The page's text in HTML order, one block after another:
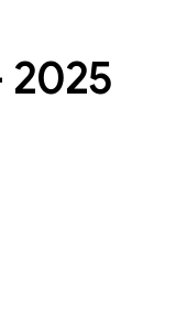
2025